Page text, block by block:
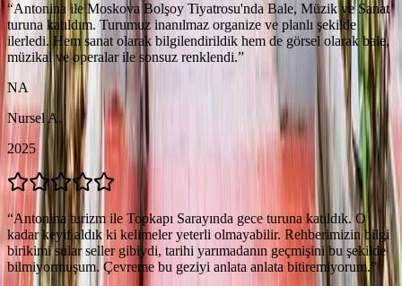
“Antonina ile Moskova Bolşoy Tiyatrosu'nda Bale, Müzik ve Sanat
turuna katıldım. Turumuz inanılmaz organize ve planlı şekilde
ilerledi. Hem sanat olarak bilgilendirildik hem de görsel olarak bale,
müzikal ve operalar ile sonsuz renklendi.”
NA
Nursel A.
2025
“Antonina turizm ile Topkapı Sarayında gece turuna katıldık. O
kadar keyif aldık ki kelimeler yeterli olmayabilir. Rehberimizin bilgi
birikimi sular seller gibiydi, tarihi yarımadanın geçmişini bu şekilde
bilmiyormuşum. Çevreme bu geziyi anlata anlata bitiremiyorum.”